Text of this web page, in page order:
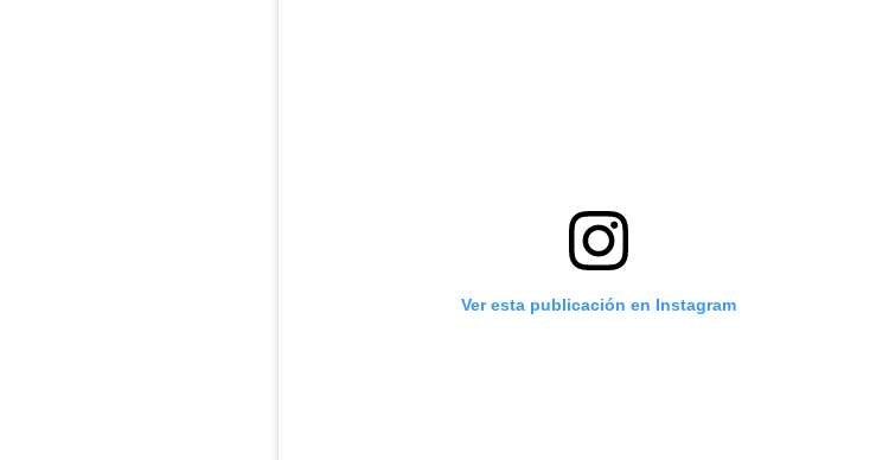
Ver esta publicación en Instagram